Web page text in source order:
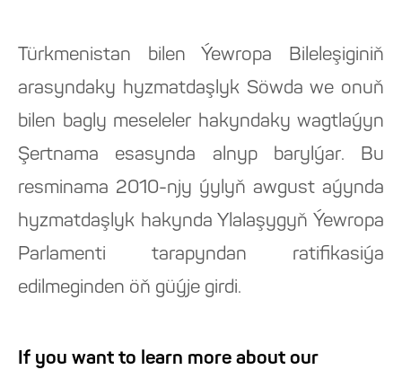
Türkmenistan bilen Ýewropa Bileleşiginiň
arasyndaky hyzmatdaşlyk Söwda we onuň
bilen bagly meseleler hakyndaky wagtlaýyn
Şertnama esasynda alnyp barylýar. Bu
resminama 2010-njy ýylyň awgust aýynda
hyzmatdaşlyk hakynda Ylalaşygyň Ýewropa
Parlamenti tarapyndan ratifikasiýa
edilmeginden öň güýje girdi.
If you want to learn more about our